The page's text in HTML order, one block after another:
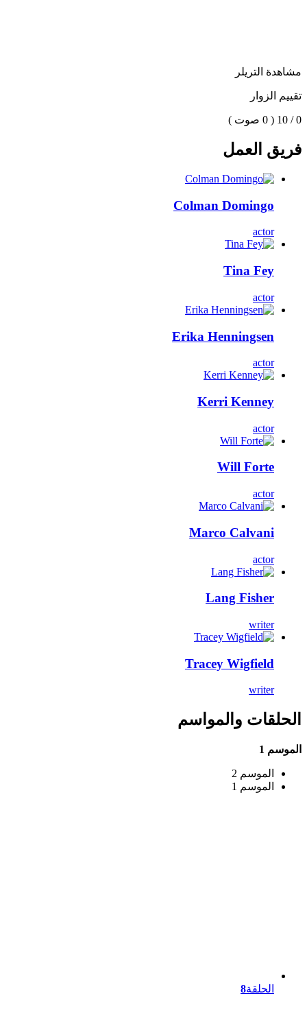
مشاهدة التريلر
تقييم الزوار
0 / 10 ( 0 صوت )
فريق العمل
Colman Domingo
actor
Tina Fey
actor
Erika Henningsen
actor
Kerri Kenney
actor
Will Forte
actor
Marco Calvani
actor
Lang Fisher
writer
Tracey Wigfield
writer
الحلقات والمواسم
الموسم 1
الموسم 2
الموسم 1
الحلقة8